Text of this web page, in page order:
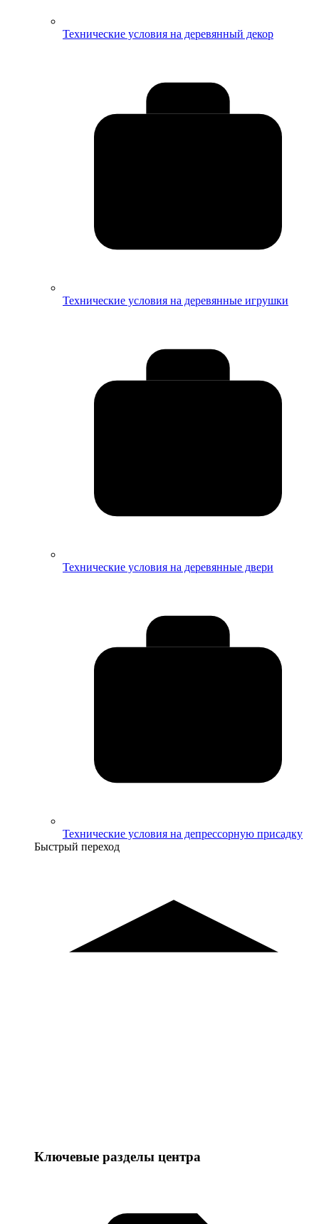
Технические условия на деревянный декор
Технические условия на деревянные игрушки
Технические условия на деревянные двери
Технические условия на депрессорную присадку
Быстрый переход
Ключевые разделы центра